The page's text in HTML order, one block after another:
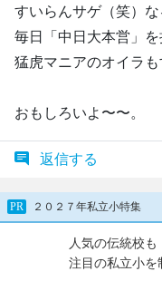
すいらんサゲ（笑）な
毎日「中日大本営」を
猛虎マニアのオイラも
おもしろいよ〜〜。
返信する